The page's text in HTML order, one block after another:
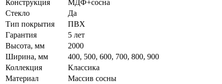
Конструкция
МДФ+сосна
Стекло
Да
Тип покрытия
ПВХ
Гарантия
5 лет
Высота, мм
2000
Ширина, мм
400, 500, 600, 700, 800, 900
Коллекция
Классика
Материал
Массив сосны